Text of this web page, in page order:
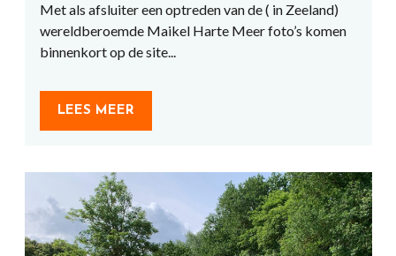
Met als afsluiter een optreden van de ( in Zeeland)
wereldberoemde Maikel Harte Meer foto’s komen
binnenkort op de site...
LEES MEER